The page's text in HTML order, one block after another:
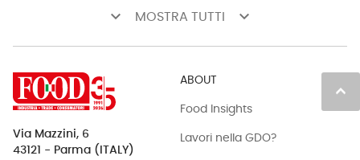
keyboard_arrow_down MOSTRA TUTTI keyboard_arrow_down
keyboard_arrow_up
Via Mazzini, 6
43121 - Parma (ITALY)
ABOUT
Food Insights
Lavori nella GDO?